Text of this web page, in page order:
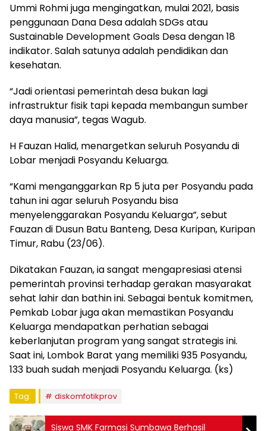
Ummi Rohmi juga mengingatkan, mulai 2021, basis
penggunaan Dana Desa adalah SDGs atau
Sustainable Development Goals Desa dengan 18
indikator. Salah satunya adalah pendidikan dan
kesehatan.
“Jadi orientasi pemerintah desa bukan lagi
infrastruktur fisik tapi kepada membangun sumber
daya manusia”, tegas Wagub.
H Fauzan Halid, menargetkan seluruh Posyandu di
Lobar menjadi Posyandu Keluarga.
“Kami menganggarkan Rp 5 juta per Posyandu pada
tahun ini agar seluruh Posyandu bisa
menyelenggarakan Posyandu Keluarga”, sebut
Fauzan di Dusun Batu Banteng, Desa Kuripan, Kuripan
Timur, Rabu (23/06).
Dikatakan Fauzan, ia sangat mengapresiasi atensi
pemerintah provinsi terhadap gerakan masyarakat
sehat lahir dan bathin ini. Sebagai bentuk komitmen,
Pemkab Lobar juga akan memastikan Posyandu
Keluarga mendapatkan perhatian sebagai
keberlanjutan program yang sangat strategis ini.
Saat ini, Lombok Barat yang memiliki 935 Posyandu,
133 buah sudah menjadi Posyandu Keluarga. (ks)
Tag: diskomfotikprov
Siswa SMK Farmasi Sumbawa Berhasil